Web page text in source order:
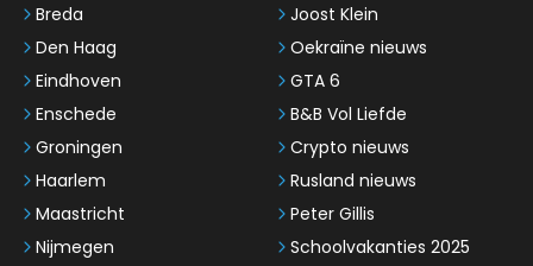
Breda
Den Haag
Eindhoven
Enschede
Groningen
Haarlem
Maastricht
Nijmegen
Joost Klein
Oekraïne nieuws
GTA 6
B&B Vol Liefde
Crypto nieuws
Rusland nieuws
Peter Gillis
Schoolvakanties 2025